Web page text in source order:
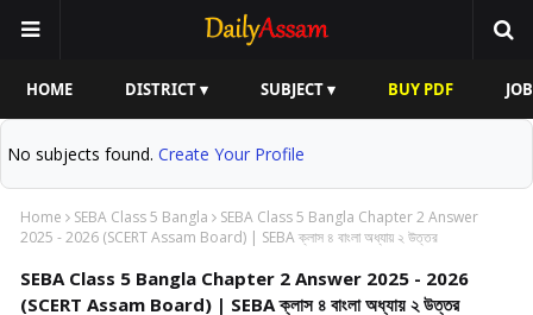
HOME DISTRICT ▾ SUBJECT ▾ BUY PDF
No subjects found. Create Your Profile
Home SEBA Class 5 Bangla
SEBA Class 5 Bangla Chapter 2 Answer
2025 - 2026 (SCERT Assam Board) | SEBA ক্লাস ৪ বাংলা অধ্যায় ২ উত্তর
SEBA Class 5 Bangla Chapter 2 Answer 2025 - 2026
(SCERT Assam Board) | SEBA ক্লাস ৪ বাংলা অধ্যায় ২ উত্তর